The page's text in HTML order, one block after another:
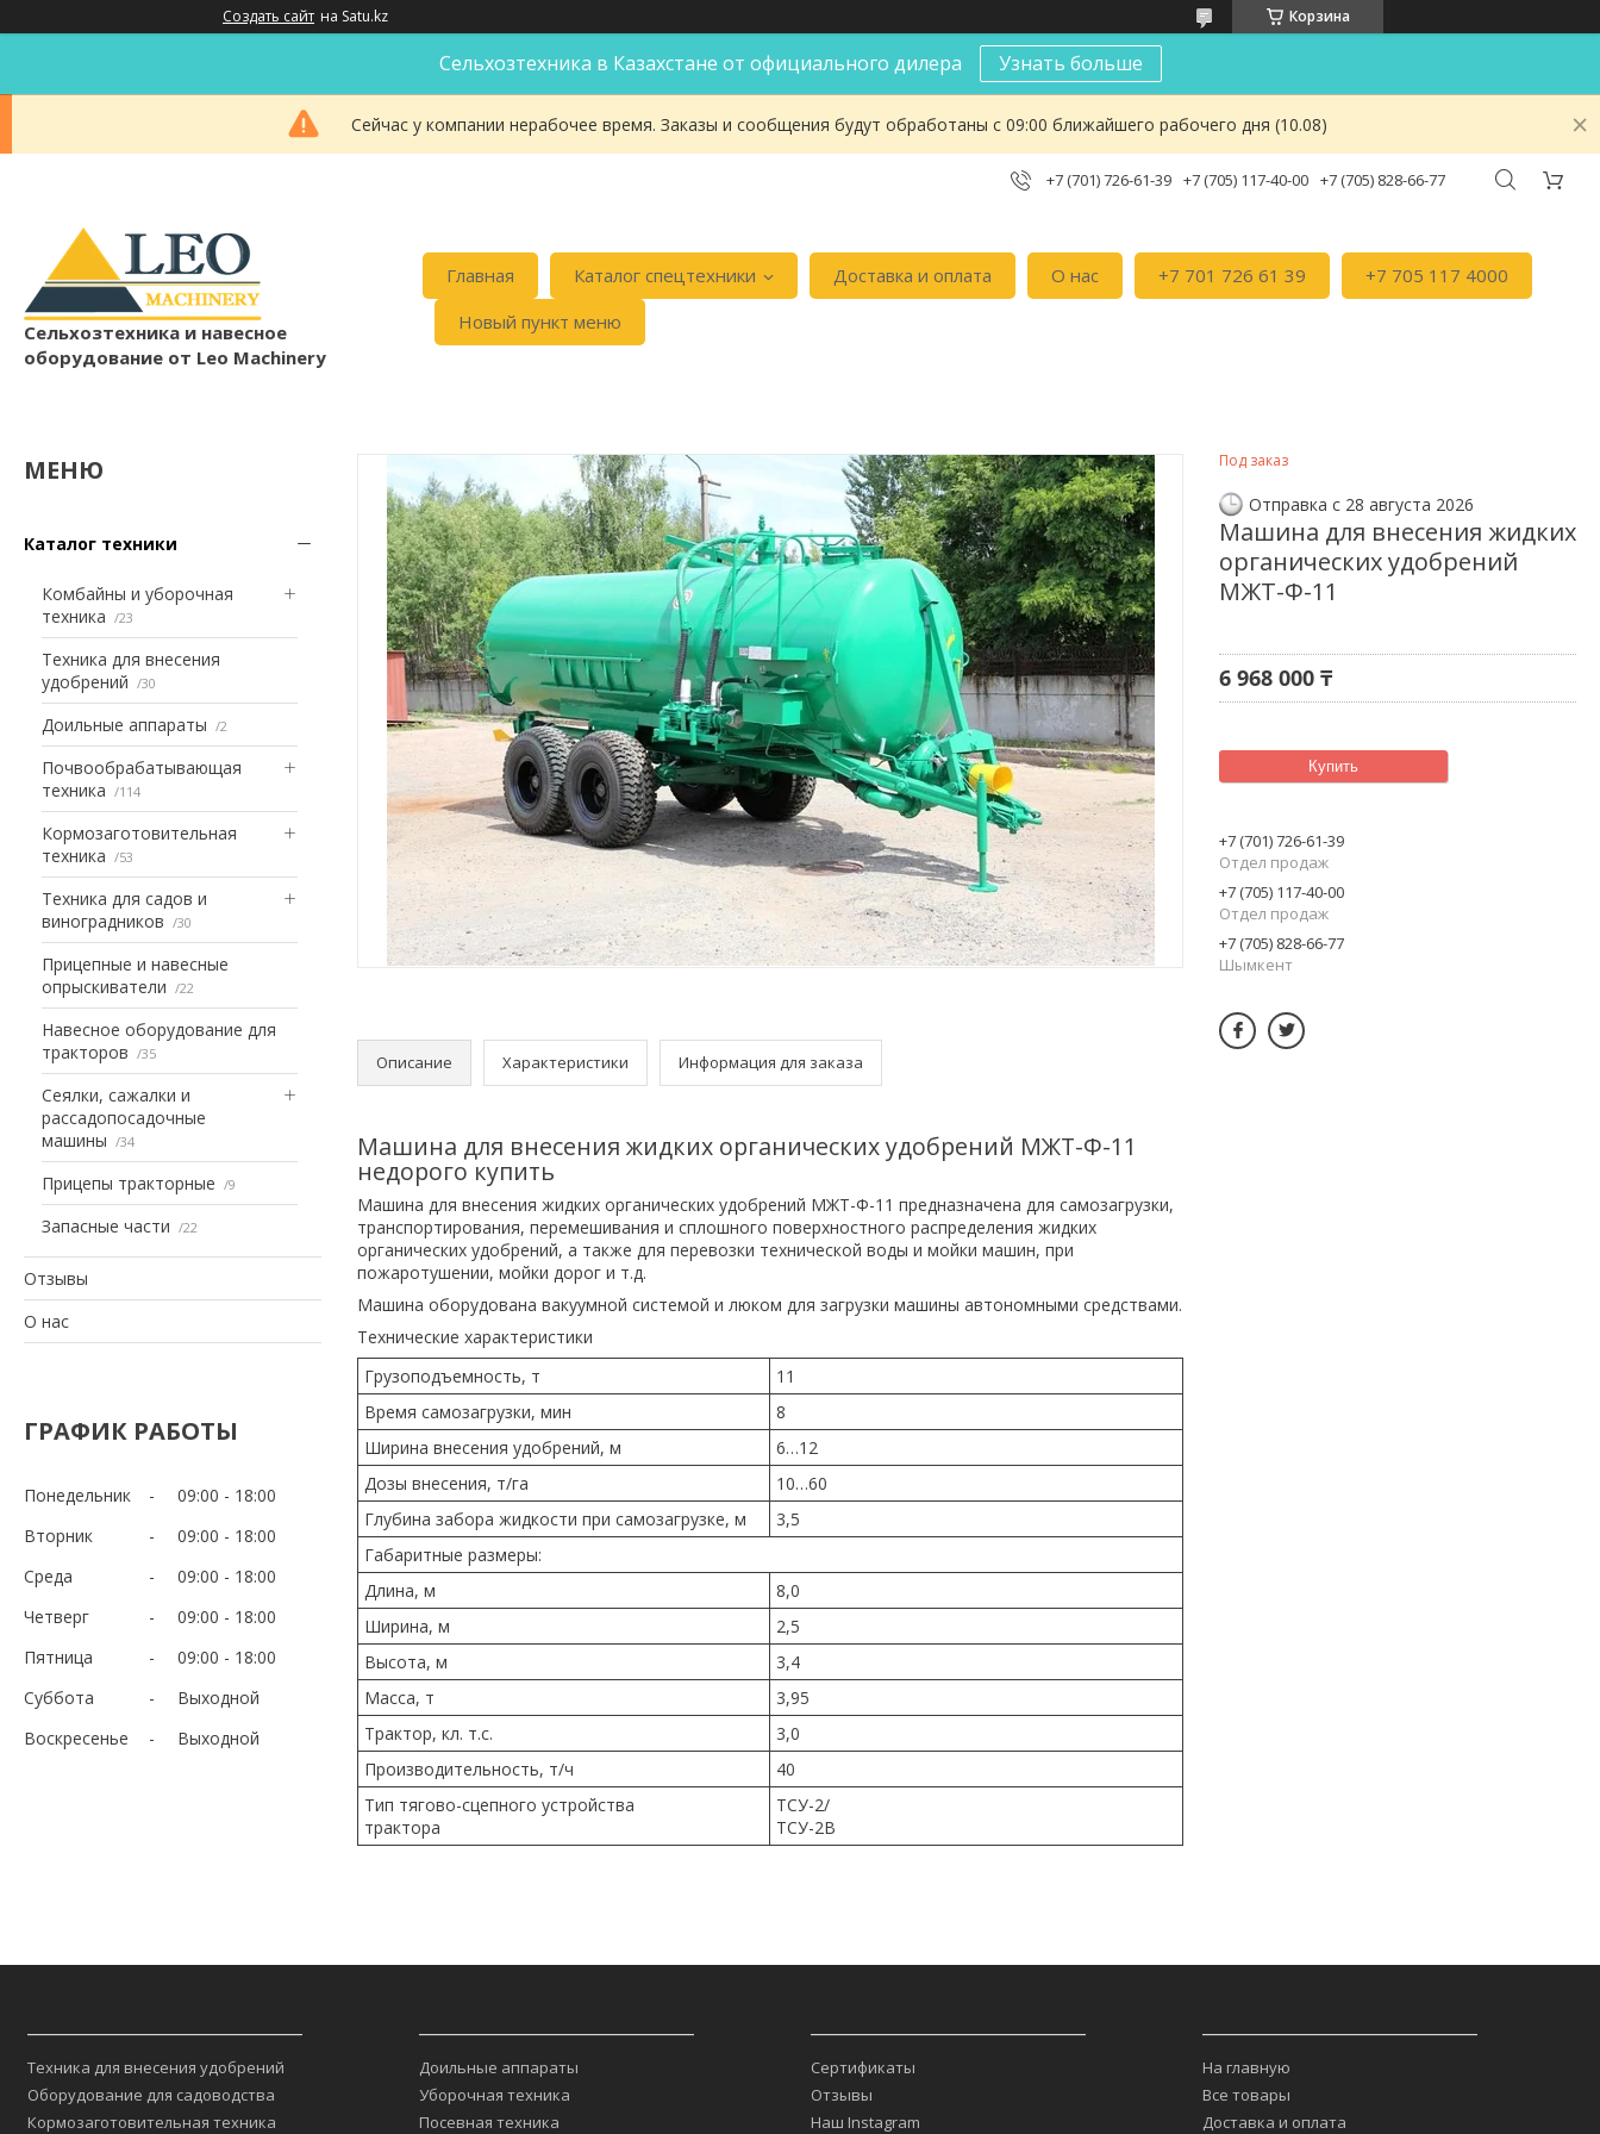
Создать сайт на Satu.kz Корзина
Сельхозтехника в Казахстане от официального дилера Узнать больше
Сейчас у компании нерабочее время. Заказы и сообщения будут обработаны с 09:00 ближайшего рабочего дня (10.08)
+7 (701) 726-61-39 +7 (705) 117-40-00 +7 (705) 828-66-77
Cельхозтехника и навесное
оборудование от Leo Machinery
Главная Каталог спецтехники Доставка и оплата О нас +7 701 726 61 39
+7 705 117 4000
Новый пункт меню
Каталог техники
Комбайны и уборочная
техника
23
Техника для внесения
удобрений
30
Доильные аппараты 2
Почвообрабатывающая
техника
114
Кормозаготовительная
техника
53
Техника для садов и
виноградников
30
Прицепные и навесные
опрыскиватели
22
Навесное оборудование для
тракторов
35
Сеялки, сажалки и
рассадопосадочные
машины
34
Прицепы тракторные 9
Запасные части 22
Отзывы
О нас
ГРАФИК РАБОТЫ
Понедельник 09:00
18:00
Вторник
09:00
18:00
Среда
09:00
18:00
Четверг
09:00
18:00
Пятница
09:00
18:00
Суббота
Выходной
Воскресенье
Выходной
Описание Характеристики Информация для заказа
Машина для внесения жидких органических удобрений МЖТ-Ф-11
недорого купить
Машина для внесения жидких органических удобрений МЖТ-Ф-11 предназначена для самозагрузки,
транспортирования, перемешивания и сплошного поверхностного распределения жидких
органических удобрений, а также для перевозки технической воды и мойки машин, при
пожаротушении, мойки дорог и т.д.
Машина оборудована вакуумной системой и люком для загрузки машины автономными средствами.
Технические характеристики
Грузоподъемность, т
11
Время самозагрузки, мин
8
Ширина внесения удобрений, м
6…12
Дозы внесения, т/га
10…60
Глубина забора жидкости при самозагрузке, м
3,5
Габаритные размеры:
Длина, м
8,0
Ширина, м
2,5
Высота, м
3,4
Масса, т
3,95
Трактор, кл. т.с.
3,0
Производительность, т/ч
40
Тип тягово-сцепного устройства
трактора
ТСУ-2/
ТСУ-2В
Под заказ
Отправка с 28 августа 2026
Машина для внесения жидких
органических удобрений
МЖТ-Ф-11
6 968 000 ₸
Купить
+7 (701) 726-61-39
Отдел продаж
+7 (705) 117-40-00
Отдел продаж
+7 (705) 828-66-77
Шымкент
Техника для внесения удобрений
Оборудование для садоводства
Кормозаготовительная техника
Доильные аппараты
Уборочная техника
Посевная техника
Сертификаты
Отзывы
Наш Instagram
На главную
Все товары
Доставка и оплата